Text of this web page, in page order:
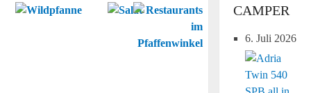
Besonders
Frische
bereichern
CAMPER
6. Juli 2026